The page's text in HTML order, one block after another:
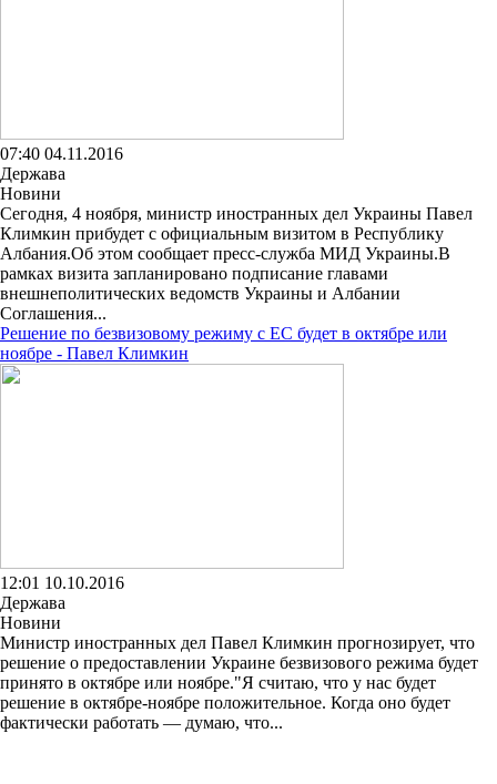
07:40 04.11.2016
Держава
Новини
Сегодня, 4 ноября, министр иностранных дел Украины Павел
Климкин прибудет с официальным визитом в Республику
Албания.Об этом сообщает пресс-служба МИД Украины.В
рамках визита запланировано подписание главами
внешнеполитических ведомств Украины и Албании
Соглашения...
Решение по безвизовому режиму с ЕС будет в октябре или
ноябре - Павел Климкин
12:01 10.10.2016
Держава
Новини
Министр иностранных дел Павел Климкин прогнозирует, что
решение о предоставлении Украине безвизового режима будет
принято в октябре или ноябре."Я считаю, что у нас будет
решение в октябре-ноябре положительное. Когда оно будет
фактически работать — думаю, что...